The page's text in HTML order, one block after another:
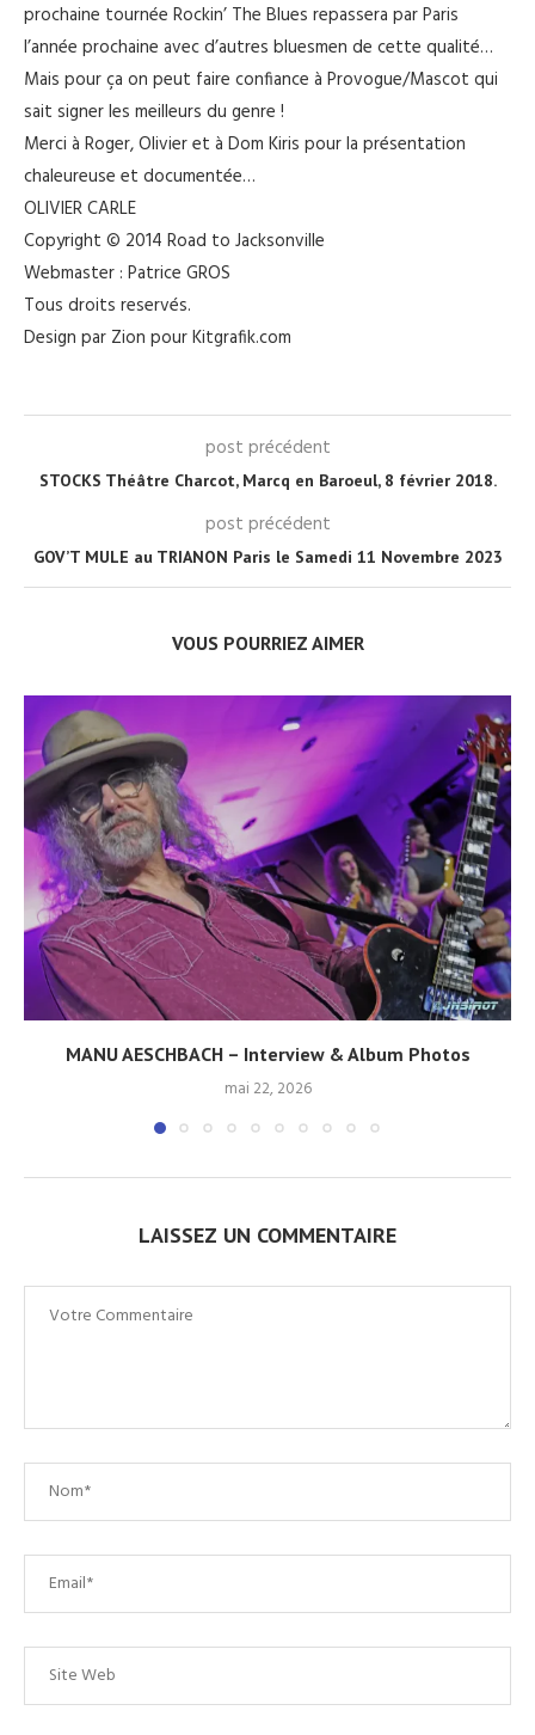
prochaine tournée Rockin’ The Blues repassera par Paris
l’année prochaine avec d’autres bluesmen de cette qualité…
Mais pour ça on peut faire confiance à Provogue/Mascot qui
sait signer les meilleurs du genre !
Merci à Roger, Olivier et à Dom Kiris pour la présentation
chaleureuse et documentée…
OLIVIER CARLE
Copyright © 2014 Road to Jacksonville
Webmaster : Patrice GROS
Tous droits reservés.
Design par Zion pour Kitgrafik.com
post précédent
STOCKS Théâtre Charcot, Marcq en Baroeul, 8 février 2018.
post précédent
GOV’T MULE au TRIANON Paris le Samedi 11 Novembre 2023
VOUS POURRIEZ AIMER
MANU AESCHBACH – Interview & Album Photos
mai 22, 2026
LAISSEZ UN COMMENTAIRE